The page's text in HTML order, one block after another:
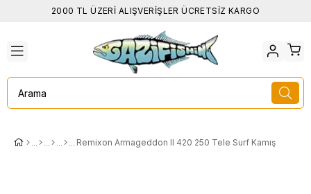
2000 TL ÜZERİ ALIŞVERİŞLER ÜCRETSİZ KARGO
Remixon Armageddon II 420 250 Tele Surf Kamış